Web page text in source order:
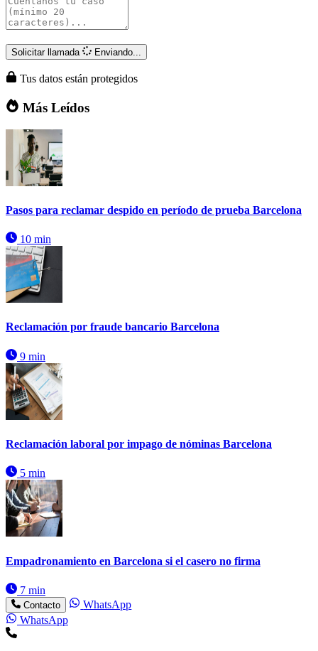
Solicitar llamada Enviando...
Tus datos están protegidos
Más Leídos
Pasos para reclamar despido en período de prueba Barcelona
10 min
Reclamación por fraude bancario Barcelona
9 min
Reclamación laboral por impago de nóminas Barcelona
5 min
Empadronamiento en Barcelona si el casero no firma
7 min
Contacto
WhatsApp
WhatsApp